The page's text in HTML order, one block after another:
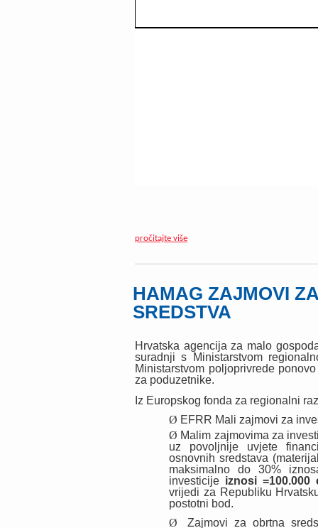
pročitajte više
HAMAG ZAJMOVI
SREDSTVA
Hrvatska agencija za malo
suradnji s Ministarstvom
Ministarstvom poljoprivrede
za poduzetnike.
Iz Europskog fonda za regionalni
Ø EFRR Mali zajmovi za
Ø Malim zajmovima za
uz povoljnije uvjete
osnovnih sredstava
maksimalno do 30%
investicije iznosi =100.000
vrijedi za Republiku
postotni bod.
Ø
Zajmovi za obrtna